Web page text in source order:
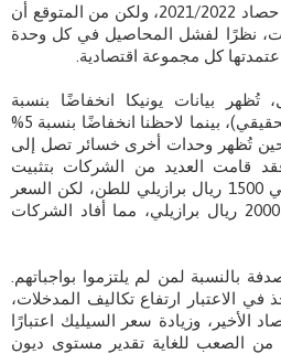
ستصدر قريبًا ميزانيات موسم حصاد 2021/2022، ولكن من المتوقع أن
نظرًا لفشل المحاصيل في كل وحدة
كل مجموعة اقتصادية.
تُظهر بيانات يونيكا انخفاضًا بنسبة
14.69% (في متوسط ​​العائد الحقيقي)، بينما لاحظنا انخفاضًا بنسبة 5%
تُظهر وحدات أخرى خسائر تصل إلى
فقد قامت العديد من الشركات بتثبيت
أسعار السكر مسبقًا عند حوالي 1500 ريال برازيلي للطن، لكن السعر
انتهى به المطاف إلى تجاوز 2000 ريال برازيلي، مما أفاد الشركات
بالنسبة لمن لم يلتزموا بواجباتهم.
في الاعتبار ارتفاع تكاليف المدخلات،
الأخير، وزيادة سعر السيليك اعتبارًا
2021، يصبح من الصعب للغاية تقدير مستوى ديون